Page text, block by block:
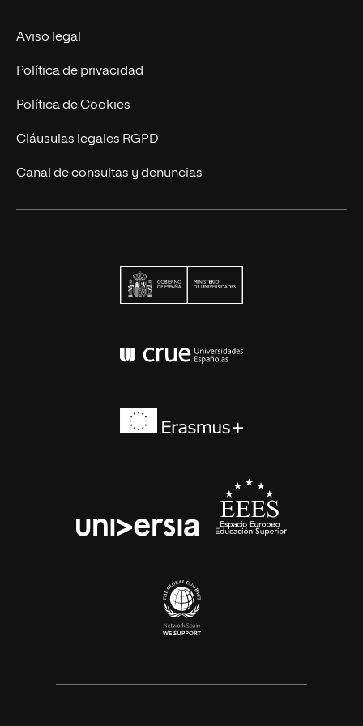
Actualidad
Contacto
Aviso legal
Política de privacidad
Política de Cookies
Cláusulas legales RGPD
Canal de consultas y denuncias
Conferencia de
universia